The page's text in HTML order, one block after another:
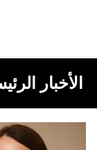
الأخبار